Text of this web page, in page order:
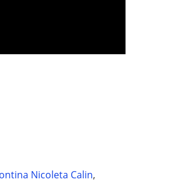
Nicoleta Calin,